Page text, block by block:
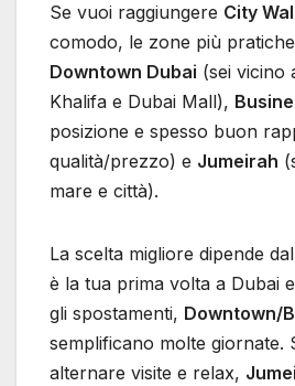
Se vuoi raggiungere City
comodo, le zone più
Downtown Dubai (sei vicino
Khalifa e Dubai Mall),
posizione e spesso buon
qualità/prezzo) e Jumeirah
mare e città).
La scelta migliore dipende
è la tua prima volta a Dubai
gli spostamenti, Downtown/
semplificano molte giornate.
alternare visite e relax,